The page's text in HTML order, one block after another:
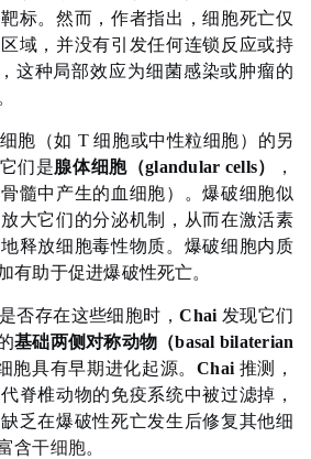
标。然而，作者指出，细胞死亡仅
域，并没有引发任何连锁反应或持
这种局部效应为细菌感染或肿瘤的
胞（如 T 细胞或中性粒细胞）的另
们是腺体细胞（glandular cells）
，
髓中产生的血细胞）。爆破细胞似
大它们的分泌机制，从而在激活素
释放细胞毒性物质。爆破细胞内质
有助于促进爆破性死亡。
否存在这些细胞时，Chai 发现它们
基础两侧对称动物（basal bilaterian
胞具有早期进化起源。Chai 推测，
脊椎动物的免疫系统中被过滤掉，
乏在爆破性死亡发生后修复其他细
含干细胞。